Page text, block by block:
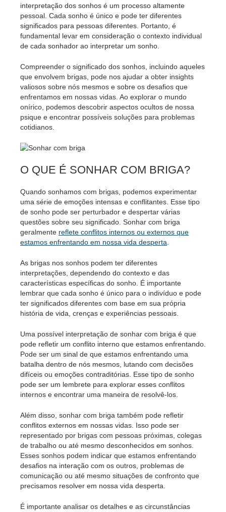
interpretação dos sonhos é um processo altamente
pessoal. Cada sonho é único e pode ter diferentes
significados para pessoas diferentes. Portanto, é
fundamental levar em consideração o contexto individual
de cada sonhador ao interpretar um sonho.
Compreender o significado dos sonhos, incluindo aqueles
que envolvem brigas, pode nos ajudar a obter insights
valiosos sobre nós mesmos e sobre os desafios que
enfrentamos em nossas vidas. Ao explorar o mundo
onírico, podemos descobrir aspectos ocultos de nossa
psique e encontrar possíveis soluções para problemas
cotidianos.
O QUE É SONHAR COM BRIGA?
Quando sonhamos com brigas, podemos experimentar
uma série de emoções intensas e conflitantes. Esse tipo
de sonho pode ser perturbador e despertar várias
questões sobre seu significado. Sonhar com briga
geralmente reflete conflitos internos ou externos que
estamos enfrentando em nossa vida desperta
As brigas nos sonhos podem ter diferentes
interpretações, dependendo do contexto e das
características específicas do sonho. É importante
lembrar que cada sonho é único para o indivíduo e pode
ter significados diferentes com base em sua própria
história de vida, crenças e experiências pessoais.
Uma possível interpretação de sonhar com briga é que
pode refletir um conflito interno que estamos enfrentando.
Pode ser um sinal de que estamos enfrentando uma
batalha dentro de nós mesmos, lutando com decisões
difíceis ou emoções contraditórias. Esse tipo de sonho
pode ser um lembrete para explorar esses conflitos
internos e encontrar uma maneira de resolvê-los.
Além disso, sonhar com briga também pode refletir
conflitos externos em nossas vidas. Isso pode ser
representado por brigas com pessoas próximas, colegas
de trabalho ou até mesmo desconhecidos em sonhos.
Esses sonhos podem indicar que estamos enfrentando
desafios na interação com os outros, problemas de
comunicação ou até mesmo situações de confronto que
precisamos resolver em nossa vida desperta.
É importante analisar os detalhes e as circunstâncias